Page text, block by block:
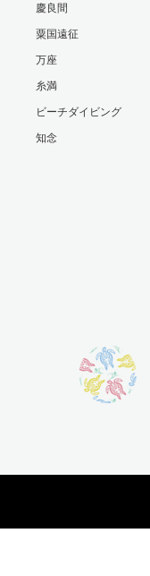
慶良間
粟国遠征
万座
糸満
ビーチダイビング
知念